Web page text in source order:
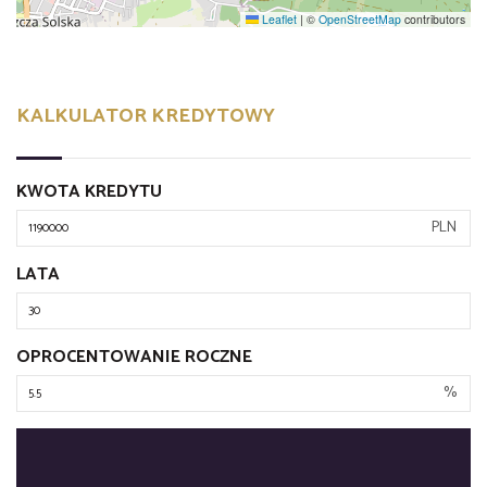
Leaflet | © OpenStreetMap contributors
KALKULATOR KREDYTOWY
KWOTA KREDYTU
PLN
LATA
OPROCENTOWANIE ROCZNE
%